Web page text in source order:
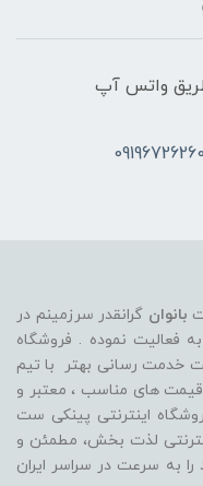
از طریق واتس آپ
بانوان گرانقدر سرزمینم در
فعالیت نموده . فروشگاه
خدمت رسانی بهتر با تیم
های مناسب ، معتبر و
اینترنتی پینکی ست
لذت بخش، مطمئن و
را به سرعت در سراسر ایران